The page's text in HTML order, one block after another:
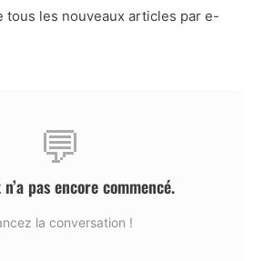
tous les nouveaux articles par e-
💬
pas encore commencé.
la conversation !